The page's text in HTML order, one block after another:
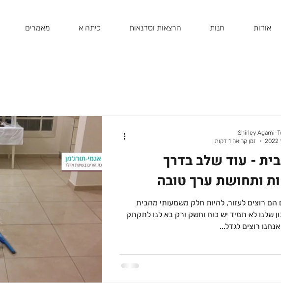
אודות חנות הרצאות וסדנאות כיתה א מאמרים
- עוד שלב בדרך
ותחושת ערך טובה
הם רוצים לעזור, להיות חלק משמעותי מהבית
שלנו לא תמיד יש כוח וחשק ורק בא לנו לתקתק
רוצים לגדל...
Shirley Agami-
זמן קריאה 1 דקות